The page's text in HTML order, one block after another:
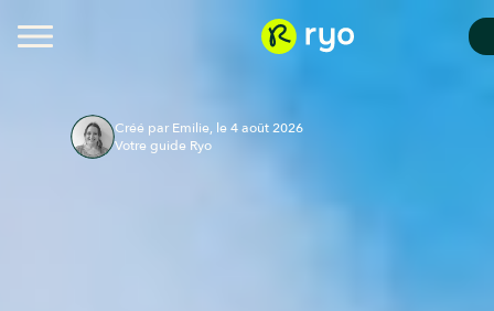
Créé par Emilie, le 4 août 2026
Votre guide Ryo